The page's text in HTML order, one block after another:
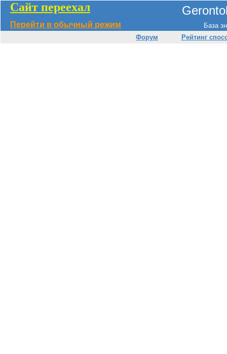
Сайт переехал
База
Перейти в обычный режим
Форум Рейтинг